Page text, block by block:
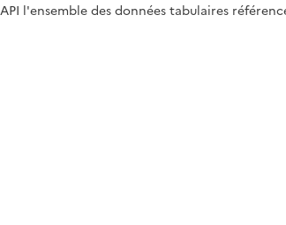
l'ensemble des données tabulaires